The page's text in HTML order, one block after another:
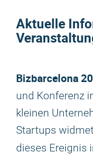
Aktuelle
Bizbarcelona
und Konferenz
kleinen
Startups
dieses Ereignis